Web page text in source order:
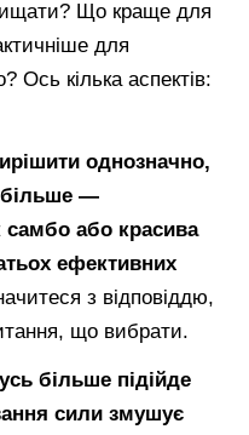
Що краще для
для
Ось кілька аспектів:
однозначно,
більше —
самбо або красива
ефективних
з відповіддю,
що вибрати.
більше підійде
сили змушує